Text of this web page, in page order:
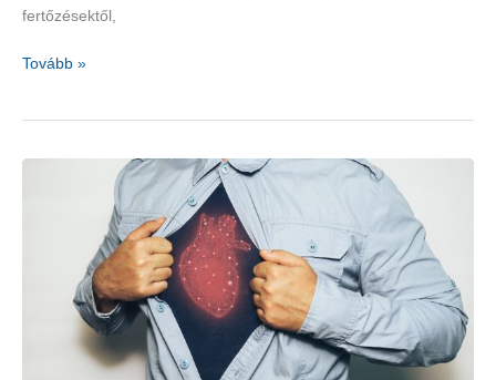
fertőzésektől,
A
leküzdése
Tovább »